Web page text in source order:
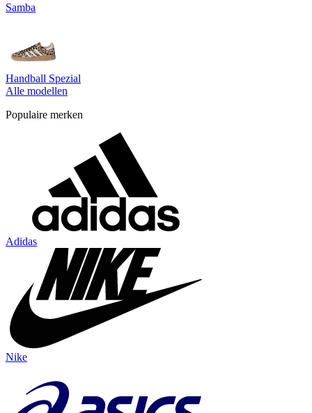
Samba
Handball Spezial
Alle modellen
Populaire merken
Adidas
Nike